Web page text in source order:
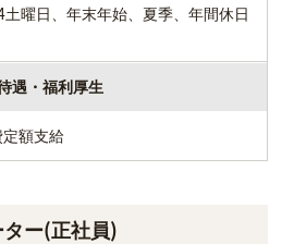
曜日、年末年始、夏季、年間休日
遇・福利厚生
額支給
ー(正社員)